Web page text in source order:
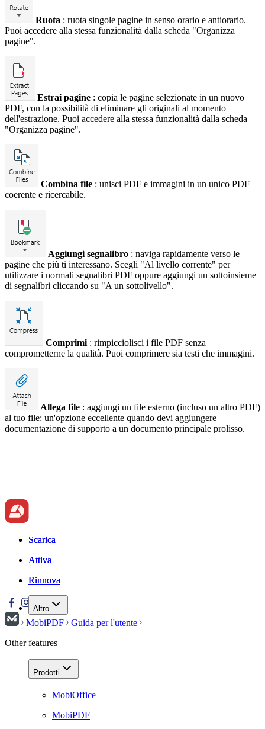
Ruota : ruota singole pagine in senso orario e antiorario.
Puoi accedere alla stessa funzionalità dalla scheda "Organizza
pagine".
Estrai pagine : copia le pagine selezionate in un nuovo
PDF, con la possibilità di eliminare gli originali al momento
dell'estrazione. Puoi accedere alla stessa funzionalità dalla scheda
"Organizza pagine".
Combina file : unisci PDF e immagini in un unico PDF
coerente e ricercabile.
Aggiungi segnalibro : naviga rapidamente verso le
pagine che più ti interessano. Scegli "Al livello corrente" per
utilizzare i normali segnalibri PDF oppure aggiungi un sottoinsieme
di segnalibri cliccando su "A un sottolivello".
Comprimi : rimpicciolisci i file PDF senza
comprometterne la qualità. Puoi comprimere sia testi che immagini.
Allega file : aggiungi un file esterno (incluso un altro PDF)
al tuo file: un'opzione eccellente quando devi aggiungere
documentazione di supporto a un documento principale prolisso.
Scarica
Attiva
Rinnova
Altro
Scarica
Attiva
Rinnova
MobiPDF
Guida per l'utente
Other features
Prodotti
MobiOffice
MobiPDF